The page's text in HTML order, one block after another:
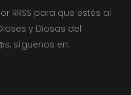
RRSS para que estés al
y Diosas del
síguenos en: